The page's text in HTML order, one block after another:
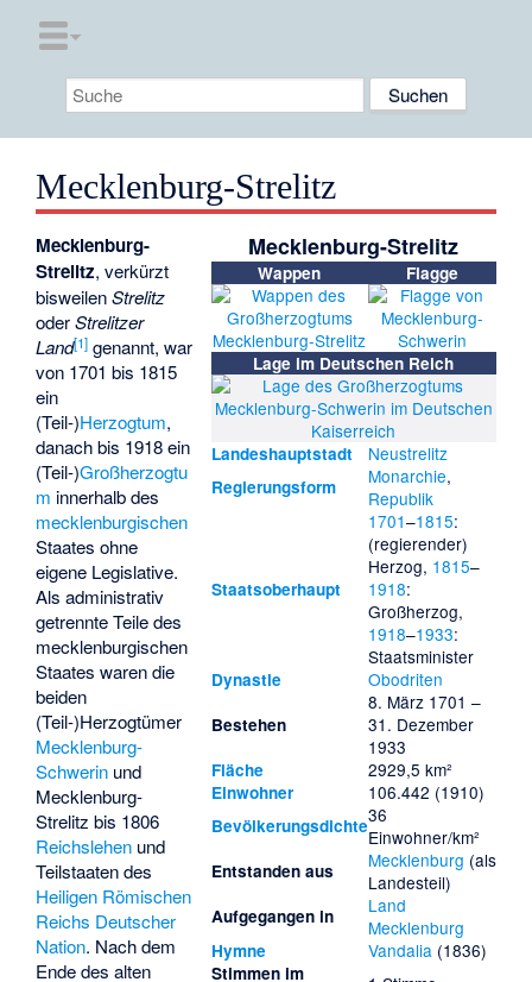
Mecklenburg-Strelitz
Mecklenburg-Strelitz
Wappen Flagge
Lage im Deutschen Reich
Landeshauptstadt Neustrelitz
Regierungsform Monarchie,
Republik
Staatsoberhaupt
1701–1815:
(regierender)
Herzog, 1815–
1918:
Großherzog,
1918–1933:
Staatsminister
Dynastie Obodriten
Bestehen
8. März 1701 –
31. Dezember
1933
Fläche 2929,5 km²
Einwohner 106.442 (1910)
Bevölkerungsdichte36
Einwohner/km²
Entstanden aus Mecklenburg (als
Landesteil)
Aufgegangen in
Land
Mecklenburg
Hymne Vandalia(1836)
Stimmen im
Mecklenburg-
Strelitz, verkürzt
bisweilenStrelitz
oderStrelitzer
Land[1] genannt, war
von 1701 bis 1815
ein
(Teil-)Herzogtum,
danach bis 1918 ein
(Teil-)Großherzogtu
m innerhalb des
mecklenburgischen
Staates ohne
eigene Legislative.
Als administrativ
getrennte Teile des
mecklenburgischen
Staates waren die
beiden
(Teil-)Herzogtümer
Mecklenburg-
Schwerin und
Mecklenburg-
Strelitz bis 1806
Reichslehen und
Teilstaaten des
Heiligen Römischen
Reichs Deutscher
Nation. Nach dem
Ende des alten